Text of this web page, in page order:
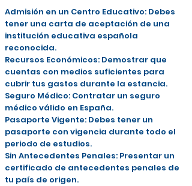
Admisión en un Centro Educativo: Debes
tener una carta de aceptación de una
institución educativa española
reconocida.
Recursos Económicos: Demostrar que
cuentas con medios suficientes para
cubrir tus gastos durante la estancia.
Seguro Médico: Contratar un seguro
médico válido en España.
Pasaporte Vigente: Debes tener un
pasaporte con vigencia durante todo el
periodo de estudios.
Sin Antecedentes Penales: Presentar un
certificado de antecedentes penales de
tu país de origen.